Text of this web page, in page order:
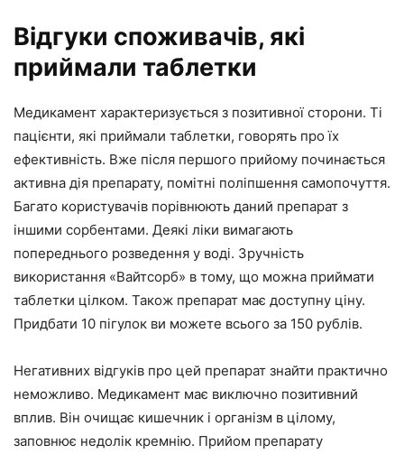
Відгуки споживачів, які
приймали таблетки
Медикамент характеризується з позитивної сторони. Ті
пацієнти, які приймали таблетки, говорять про їх
ефективність. Вже після першого прийому починається
активна дія препарату, помітні поліпшення самопочуття.
Багато користувачів порівнюють даний препарат з
іншими сорбентами. Деякі ліки вимагають
попереднього розведення у воді. Зручність
використання «Вайтсорб» в тому, що можна приймати
таблетки цілком. Також препарат має доступну ціну.
Придбати 10 пігулок ви можете всього за 150 рублів.
Негативних відгуків про цей препарат знайти практично
неможливо. Медикамент має виключно позитивний
вплив. Він очищає кишечник і організм в цілому,
заповнює недолік кремнію. Прийом препарату